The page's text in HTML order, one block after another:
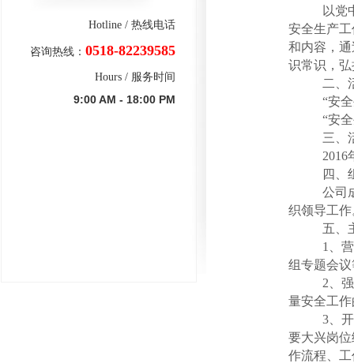
以党
安全生产
和内容，
识常识，
二、
“安
“安
三、
2016
四、
公司
织领导工
五、
1、
组专题会
2、
量安全工
3、
要大兴岗
作流程、
Hotline / 热线电话
咨询热线： 0518-82239585
Hours / 服务时间
9:00 AM - 18:00 PM